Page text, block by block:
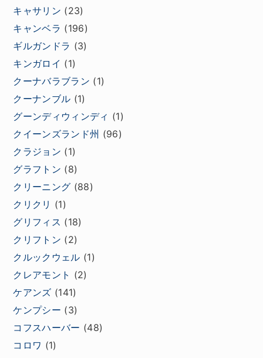
キャサリン (23)
キャンベラ (196)
ギルガンドラ (3)
キンガロイ (1)
クーナバラブラン (1)
クーナンブル (1)
グーンディウィンディ (1)
クイーンズランド州 (96)
クラジョン (1)
グラフトン (8)
クリーニング (88)
クリクリ (1)
グリフィス (18)
クリフトン (2)
クルックウェル (1)
クレアモント (2)
ケアンズ (141)
ケンプシー (3)
コフスハーバー (48)
コロワ (1)